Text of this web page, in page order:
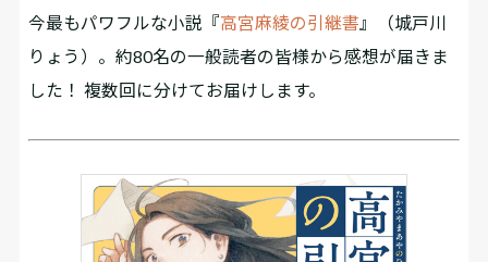
今最もパワフルな小説『高宮麻綾の引継書 』（城戸川
りょう）。約80名の一般読者の皆様から感想が届きま
した！ 複数回に分けてお届けします。